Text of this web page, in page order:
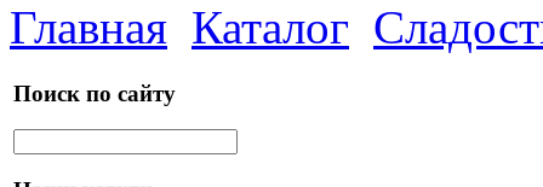
Главная Каталог
Поиск по сайту